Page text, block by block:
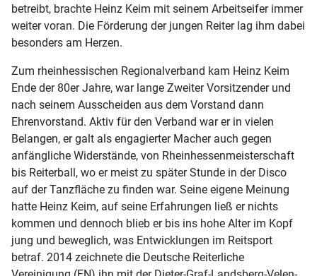
betreibt, brachte Heinz Keim mit seinem Arbeitseifer immer
weiter voran. Die Förderung der jungen Reiter lag ihm dabei
besonders am Herzen.
Zum rheinhessischen Regionalverband kam Heinz Keim
Ende der 80er Jahre, war lange Zweiter Vorsitzender und
nach seinem Ausscheiden aus dem Vorstand dann
Ehrenvorstand. Aktiv für den Verband war er in vielen
Belangen, er galt als engagierter Macher auch gegen
anfängliche Widerstände, von Rheinhessenmeisterschaft
bis Reiterball, wo er meist zu später Stunde in der Disco
auf der Tanzfläche zu finden war. Seine eigene Meinung
hatte Heinz Keim, auf seine Erfahrungen ließ er nichts
kommen und dennoch blieb er bis ins hohe Alter im Kopf
jung und beweglich, was Entwicklungen im Reitsport
betraf. 2014 zeichnete die Deutsche Reiterliche